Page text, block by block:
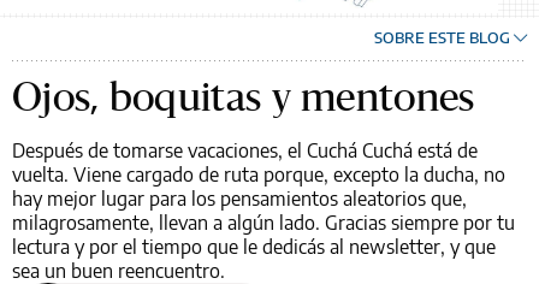
SOBRE ESTE BLOG
Ojos, boquitas y mentones
Después de tomarse vacaciones, el Cuchá Cuchá está de
vuelta. Viene cargado de ruta porque, excepto la ducha, no
hay mejor lugar para los pensamientos aleatorios que,
milagrosamente, llevan a algún lado. Gracias siempre por tu
lectura y por el tiempo que le dedicás al newsletter, y que
sea un buen reencuentro.